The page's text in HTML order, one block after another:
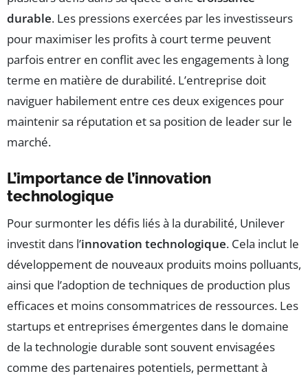
durable. Les pressions exercées par les investisseurs
pour maximiser les profits à court terme peuvent
parfois entrer en conflit avec les engagements à long
terme en matière de durabilité. L’entreprise doit
naviguer habilement entre ces deux exigences pour
maintenir sa réputation et sa position de leader sur le
marché.
L’importance de l’innovation
technologique
Pour surmonter les défis liés à la durabilité, Unilever
investit dans l’innovation technologique. Cela inclut le
développement de nouveaux produits moins polluants,
ainsi que l’adoption de techniques de production plus
efficaces et moins consommatrices de ressources. Les
startups et entreprises émergentes dans le domaine
de la technologie durable sont souvent envisagées
comme des partenaires potentiels, permettant à